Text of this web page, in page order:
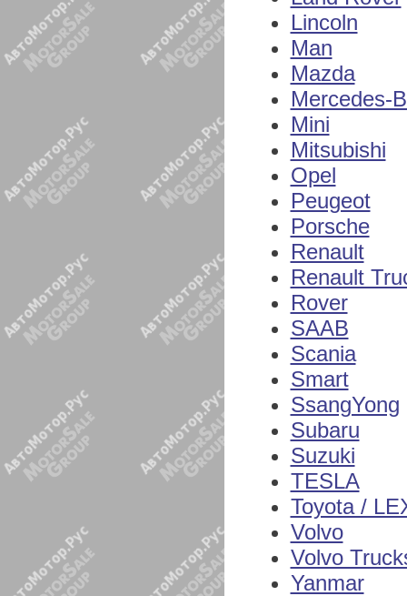
Lincoln
Man
Mazda
Mercedes-
Mini
Mitsubishi
Opel
Peugeot
Porsche
Renault
Renault
Rover
SAAB
Scania
Smart
SsangYong
Subaru
Suzuki
TESLA
Toyota /
Volvo
Volvo
Yanmar